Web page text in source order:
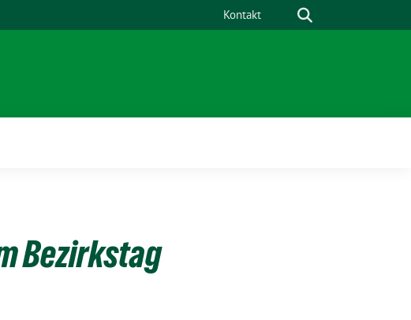
Kontakt Suche
Bezirkstag